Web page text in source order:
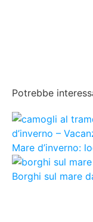
Potrebbe
Mare d’inverno:
Borghi sul mare